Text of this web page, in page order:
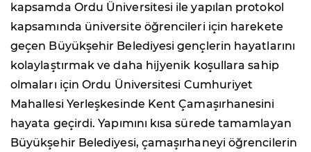
kapsamda Ordu Üniversitesi ile yapılan protokol
kapsamında üniversite öğrencileri için harekete
geçen Büyükşehir Belediyesi gençlerin hayatlarını
kolaylaştırmak ve daha hijyenik koşullara sahip
olmaları için Ordu Üniversitesi Cumhuriyet
Mahallesi Yerleşkesinde Kent Çamaşırhanesini
hayata geçirdi. Yapımını kısa sürede tamamlayan
Büyükşehir Belediyesi, çamaşırhaneyi öğrencilerin